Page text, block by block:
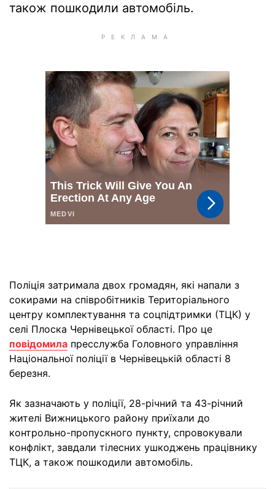
також пошкодили автомобіль.
Поліція затримала двох громадян, які напали з
сокирами на співробітників Територіального
центру комплектування та соцпідтримки (ТЦК) у
селі Плоска Чернівецької області. Про це
повідомила пресслужба Головного управління
Національної поліції в Чернівецькій області 8
березня.
Як зазначають у поліції, 28-річний та 43-річний
жителі Вижницького району приїхали до
контрольно-пропускного пункту, спровокували
конфлікт, завдали тілесних ушкоджень працівнику
ТЦК, а також пошкодили автомобіль.